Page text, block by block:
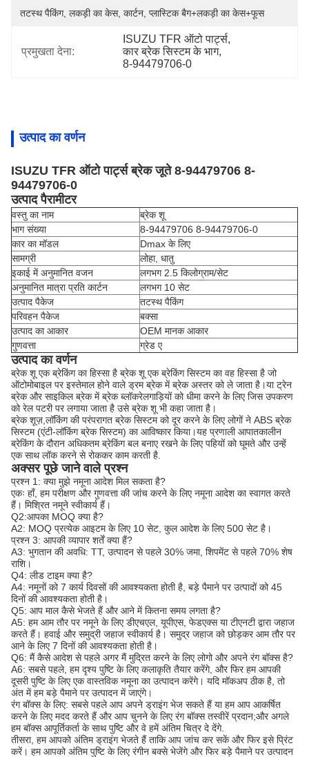
तटस्थ पैकिंग, लकड़ी का केस, कार्टन, प्लास्टिक बैग+लकड़ी का केस+फूस
प्रमुखता देना:
ISUZU TFR ऑटो पार्ट्स,
कार ब्रेक सिस्टम के भाग,
8-94479706-0
उत्पाद का वर्णन
ISUZU TFR ऑटो पार्ट्स ब्रेक जूते 8-94479706 8-
94479706-0
उत्पाद पैरामीटर
वस्तु का नाम
ब्रेक शू
भाग संख्या
8-94479706 8-94479706-0
कार का मॉडल
Dmax के लिए
सामग्री
लोहा, धातु
इकाई में अनुमानित वजन
लगभग 2.5 किलोग्राम/सेट
अनुमानित मात्रा प्रति कार्टन
लगभग 10 सेट
उत्पाद पैकेज
तटस्थ पैकिंग
परिवहन पैकेज
बक्सा
उत्पाद का आकार
OEM मानक आकार
गुणवत्ता
ग्रेड ए
उत्पाद का वर्णन
ब्रेक शू एक ब्रेकिंग का हिस्सा है ब्रेक शू एक ब्रेकिंग सिस्टम का वह हिस्सा है जो
ऑटोमोबाइल पर इस्तेमाल होने वाले ड्रम ब्रेक में ब्रेक अस्तर को ले जाता है।या ट्रेन
ब्रेक और साइकिल ब्रेक में ब्रेक ब्लॉकरेलगाड़ियों को धीमा करने के लिए जिस उपकरण
को रेल पटरी पर लगाया जाता है उसे ब्रेक शू भी कहा जाता है।
ब्रेक शूज़,लॉकिंग की परंपरागत ब्रेक सिस्टम को दूर करने के लिए लोगों ने ABS ब्रेक
सिस्टम (एंटी-लॉकिंग ब्रेक सिस्टम) का आविष्कार किया।यह प्रणाली आपातकालीन
ब्रेकिंग के दौरान अधिकतम ब्रेकिंग बल बनाए रखने के लिए पहियों को घूमते और उन्हें
एक साथ लॉक करने से रोककर काम करती है.
अक्सर पूछे जाने वाले प्रश्न
प्रश्न 1: क्या मुझे नमूना आदेश मिल सकता है?
एकः हाँ, हम परीक्षण और गुणवत्ता की जांच करने के लिए नमूना आदेश का स्वागत करते
हैं। मिश्रित नमूने स्वीकार्य हैं।
Q2:आपका MOQ क्या है?
A2: MOQ प्रत्येक आइटम के लिए 10 सेट, कुल आदेश के लिए 500 सेट है।
प्रश्न 3: आपकी व्यापार शर्तें क्या हैं?
A3: भुगतान की अवधि: TT, उत्पादन से पहले 30% जमा, शिपमेंट से पहले 70% शेष
राशि।
Q4: लीड टाइम क्या है?
A4: नमूनों को 7 कार्य दिवसों की आवश्यकता होती है, बड़े पैमाने पर उत्पादों को 45
दिनों की आवश्यकता होती है।
Q5: आप माल कैसे भेजते हैं और आने में कितना समय लगता है?
A5: हम आम तौर पर नमूने के लिए डीएचएल, यूपीएस, फेडएक्स या टीएनटी द्वारा जहाज
करते हैं। हवाई और समुद्री जहाज स्वीकार्य है। समुद्र जहाज को छोड़कर आम तौर पर
आने के लिए 7 दिनों की आवश्यकता होती है।
Q6: मैं कैसे आदेश से पहले अगर मैं मुद्रित करने के लिए लोगो और अपने रंग बॉक्स है?
A6: सबसे पहले, हम दृश्य पुष्टि के लिए कलाकृति तैयार करेंगे, और फिर हम आपकी
दूसरी पुष्टि के लिए एक वास्तविक नमूना का उत्पादन करेंगे। यदि मॉकअप ठीक है, तो
अंत में हम बड़े पैमाने पर उत्पादन में जाएंगे।
रंग बॉक्स के लिए: सबसे पहले आप अपने ड्राइंग भेज सकते हैं या हम आप आकर्षित
करने के लिए मदद करते हैं और आप चुनने के लिए रंग बॉक्स तस्वीरें प्रदान;और अगले
हम बॉक्स आपूर्तिकर्ता के साथ पुष्टि और वे हमें अंतिम चित्र दे देंगे.
तीसरा, हम आपको अंतिम ड्राइंग भेजते हैं ताकि आप जांच कर सकें और फिर इसे प्रिंट
करें। हम आपको अंतिम पुष्टि के लिए रंगीन बक्से भेजेंगे और फिर बड़े पैमाने पर उत्पादन